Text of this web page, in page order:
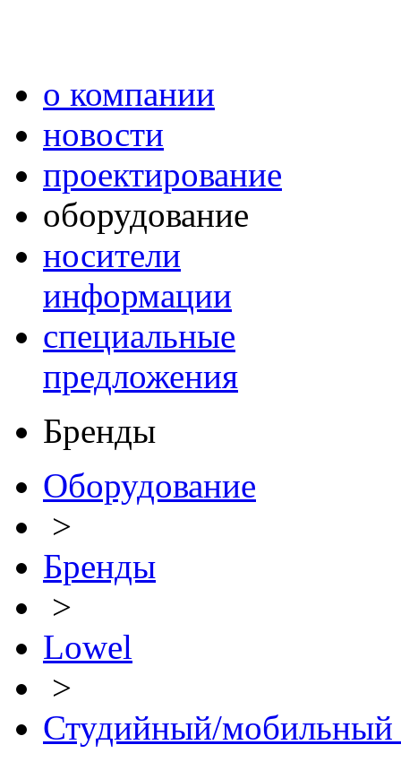
о компании
новости
проектирование
оборудование
носители
информации
специальные
предложения
Бренды
Оборудование
>
Бренды
>
Lowel
>
Студийный/мобильный